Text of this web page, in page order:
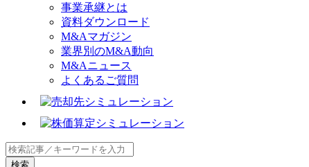
事業承継とは
資料ダウンロード
M&Aマガジン
業界別のM&A動向
M&Aニュース
よくあるご質問